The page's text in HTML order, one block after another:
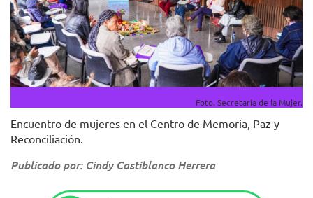
Foto. Secretaría de la Mujer.
Encuentro de mujeres en el Centro de Memoria, Paz y
Reconciliación.
Publicado por: Cindy Castiblanco Herrera